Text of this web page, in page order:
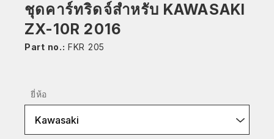
ชุดคาร์ทริดจ์สำหรับ KAWASAKI
ZX-10R 2016
Part no.: FKR 205
ยี่ห้อ
Kawasaki